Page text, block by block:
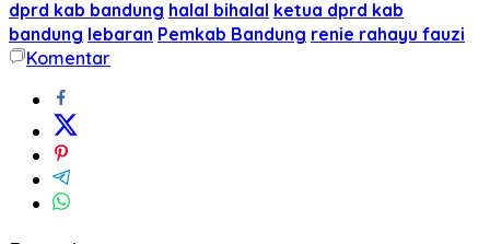
dprd kab bandung halal bihalal ketua dprd kab
bandung lebaran Pemkab Bandung renie rahayu fauzi
Komentar